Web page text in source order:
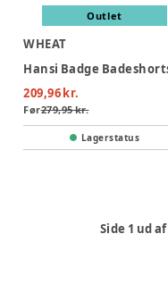
Outlet
WHEAT
209,96 kr.
Før279,95 kr.
Lagerstatus
Side 1 ud af